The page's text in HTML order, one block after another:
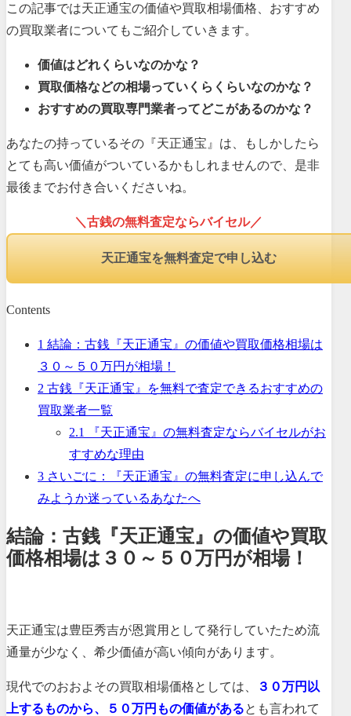
この記事では天正通宝の価値や買取相場価格、おすすめ
の買取業者についてもご紹介していきます。
価値はどれくらいなのかな？
買取価格などの相場っていくらくらいなのかな？
おすすめの買取専門業者ってどこがあるのかな？
あなたの持っているその『天正通宝』は、もしかしたら
とても高い価値がついているかもしれませんので、是非
最後までお付き合いくださいね。
＼古銭の無料査定ならバイセル／
天正通宝を無料査定で申し込む
Contents
1 結論：古銭『天正通宝』の価値や買取価格相場は
３０～５０万円が相場！
2 古銭『天正通宝』を無料で査定できるおすすめの
買取業者一覧
2.1
『天正通宝』の無料査定ならバイセルがお
すすめな理由
3 さいごに：『天正通宝』の無料査定に申し込んで
みようか迷っているあなたへ
結論：古銭『天正通宝』の価値や買取
価格相場は３０～５０万円が相場！
天正通宝は豊臣秀吉が恩賞用として発行していたため流
通量が少なく、希少価値が高い傾向があります。
現代でのおおよその買取相場価格としては、
３０万円以
上するものから、５０万円もの価値があるとも言われて